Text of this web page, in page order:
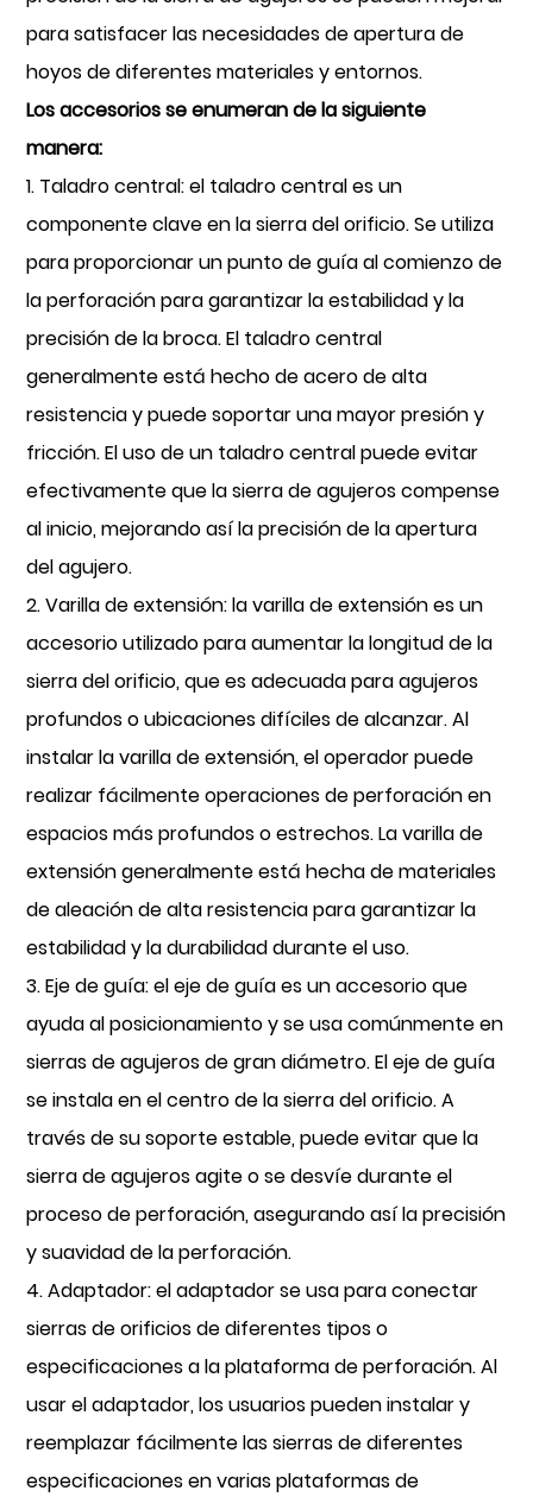
para satisfacer las necesidades de apertura de
hoyos de diferentes materiales y entornos.
Los accesorios se enumeran de la siguiente
manera:
1. Taladro central: el taladro central es un
componente clave en la sierra del orificio. Se utiliza
para proporcionar un punto de guía al comienzo de
la perforación para garantizar la estabilidad y la
precisión de la broca. El taladro central
generalmente está hecho de acero de alta
resistencia y puede soportar una mayor presión y
fricción. El uso de un taladro central puede evitar
efectivamente que la sierra de agujeros compense
al inicio, mejorando así la precisión de la apertura
del agujero.
2. Varilla de extensión: la varilla de extensión es un
accesorio utilizado para aumentar la longitud de la
sierra del orificio, que es adecuada para agujeros
profundos o ubicaciones difíciles de alcanzar. Al
instalar la varilla de extensión, el operador puede
realizar fácilmente operaciones de perforación en
espacios más profundos o estrechos. La varilla de
extensión generalmente está hecha de materiales
de aleación de alta resistencia para garantizar la
estabilidad y la durabilidad durante el uso.
3. Eje de guía: el eje de guía es un accesorio que
ayuda al posicionamiento y se usa comúnmente en
sierras de agujeros de gran diámetro. El eje de guía
se instala en el centro de la sierra del orificio. A
través de su soporte estable, puede evitar que la
sierra de agujeros agite o se desvíe durante el
proceso de perforación, asegurando así la precisión
y suavidad de la perforación.
4. Adaptador: el adaptador se usa para conectar
sierras de orificios de diferentes tipos o
especificaciones a la plataforma de perforación. Al
usar el adaptador, los usuarios pueden instalar y
reemplazar fácilmente las sierras de diferentes
especificaciones en varias plataformas de